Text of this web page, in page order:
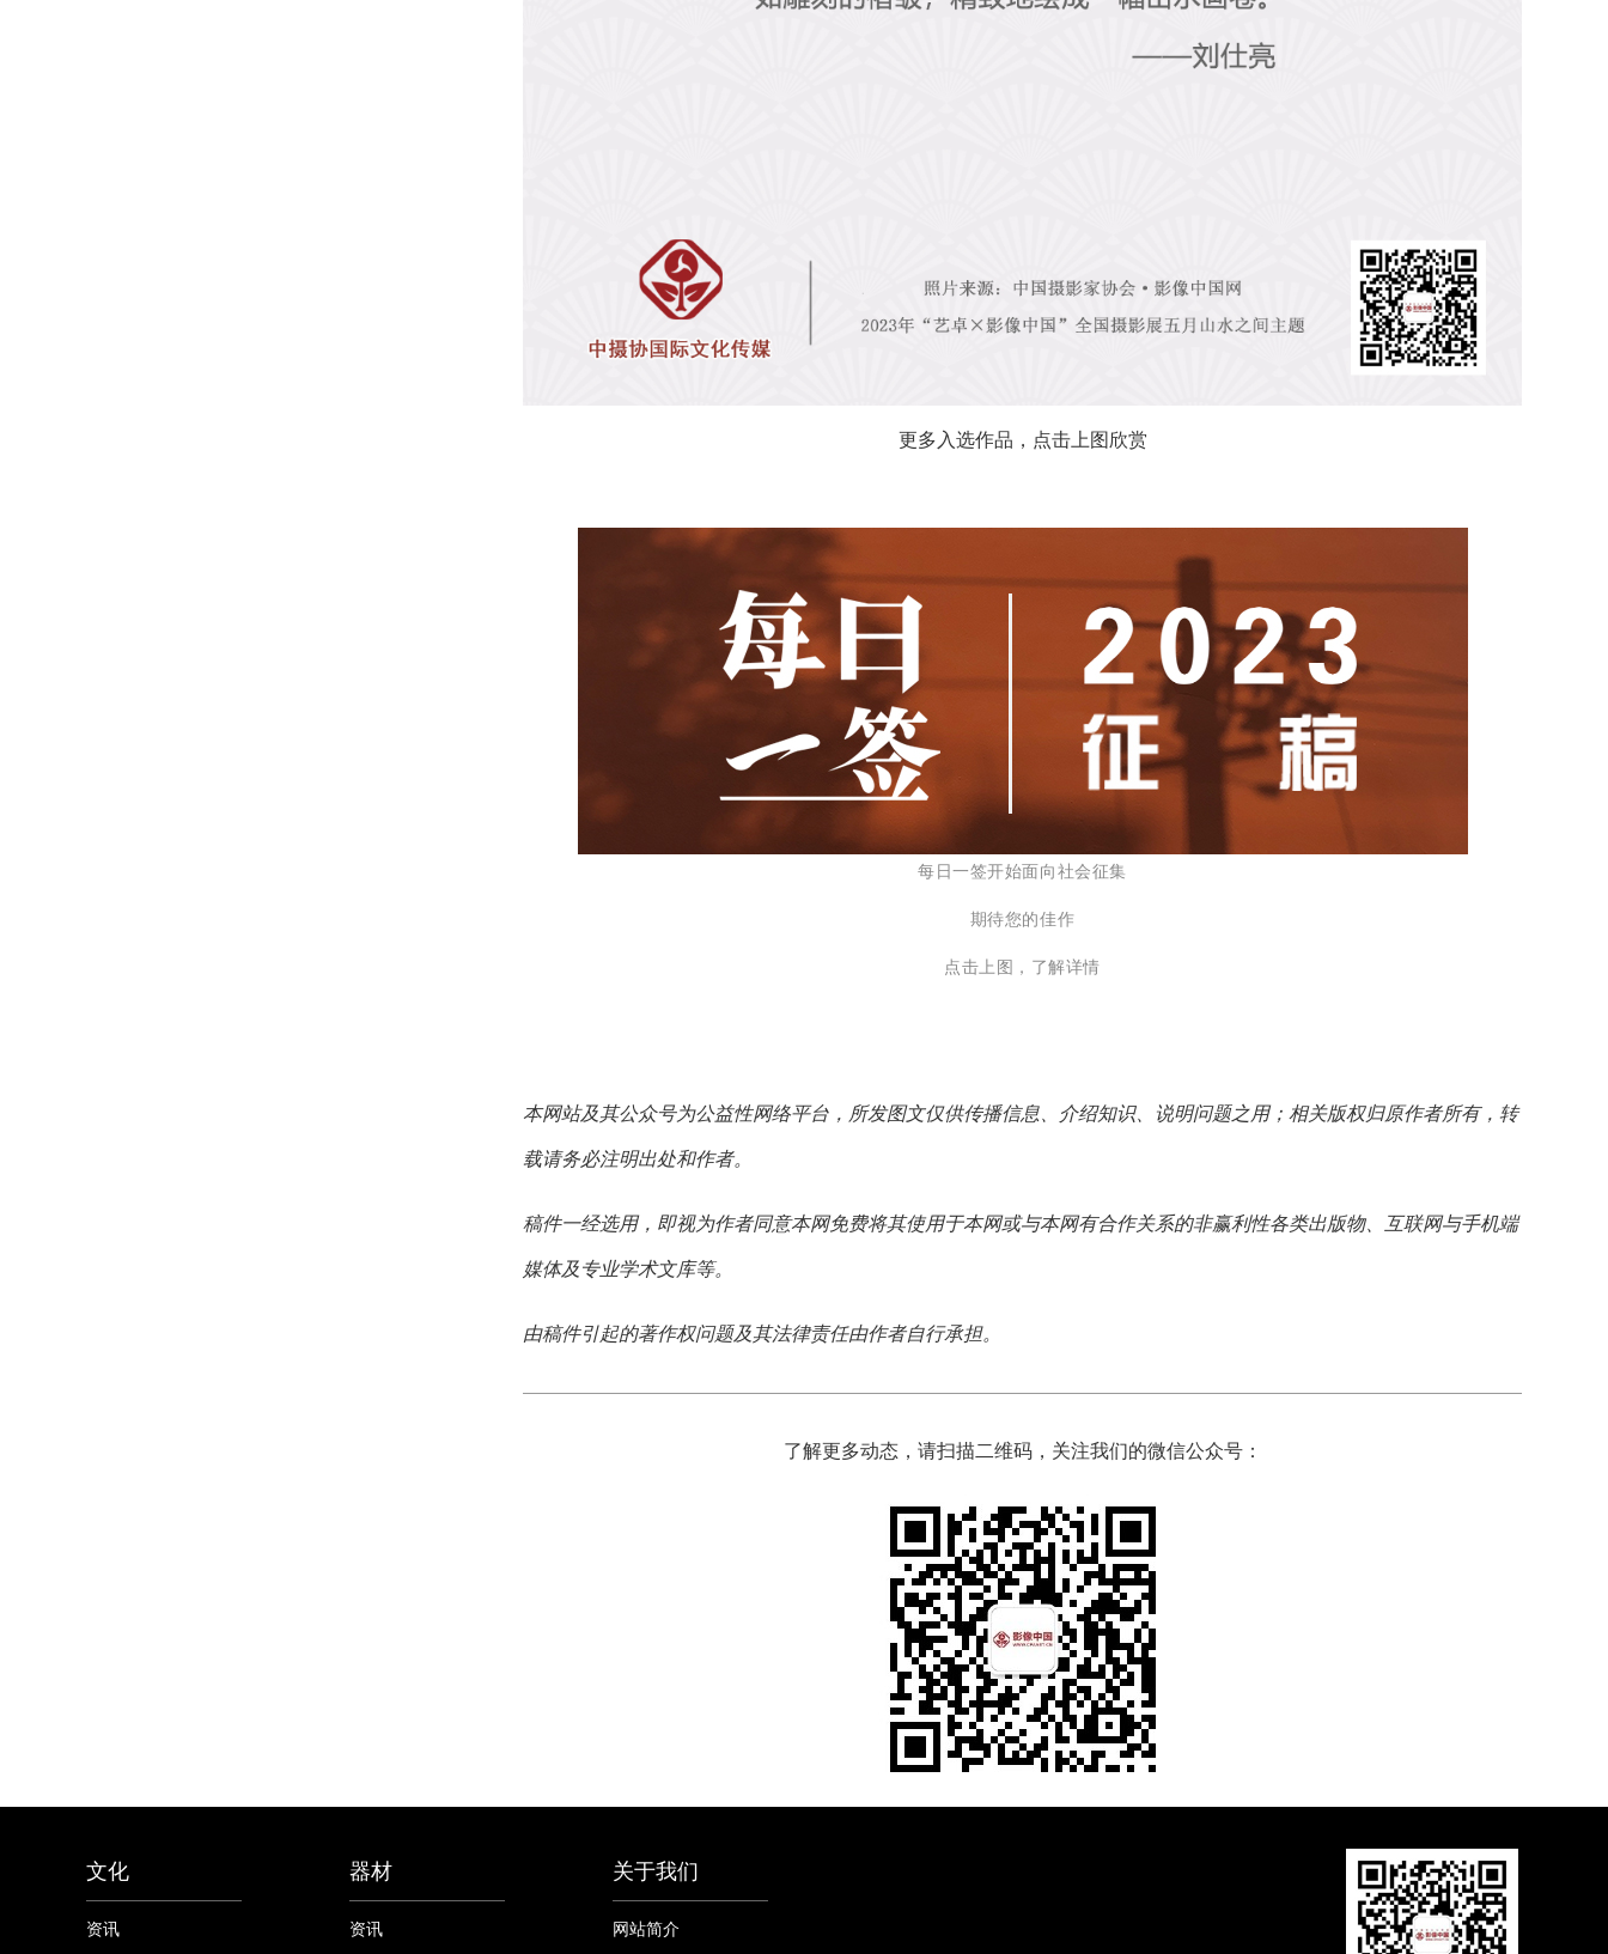
更多入选作品，点击上图欣赏
每日一签开始面向社会征集
期待您的佳作
点击上图，了解详情
本网站及其公众号为公益性网络平台，所发图文仅供传播信息、介绍知识、说明问题之用；相关版权归原作者所有，转
载请务必注明出处和作者。
稿件一经选用，即视为作者同意本网免费将其使用于本网或与本网有合作关系的非赢利性各类出版物、互联网与手机端
媒体及专业学术文库等。
由稿件引起的著作权问题及其法律责任由作者自行承担。
了解更多动态，请扫描二维码，关注我们的微信公众号：
文化
资讯
器材
资讯
关于我们
网站简介